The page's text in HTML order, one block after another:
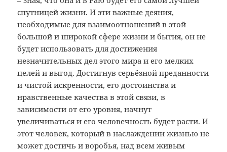
спутницей жизни. И эти важные деяния,
необходимые для взаимоотношений в этой
большой и широкой сфере жизни и бытия, он не
будет использовать для достижения
незначительных дел этого мира и его мелких
целей и выгод. Достигнув серьёзной преданности
и чистой искренности, его достоинства и
нравственные качества в этой связи, в
зависимости от его уровня, начнут
увеличиваться и его человечность будет расти. И
этот человек, который в наслаждении жизнью не
может достичь и воробья, над всем живым